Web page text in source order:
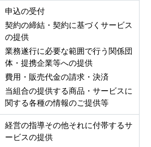
申込の受付
契約の締結・契約に基づくサービス
の提供
業務遂行に必要な範囲で行う関係団
体・提携企業等への提供
費用・販売代金の請求・決済
当組合の提供する商品・サービスに
関する各種の情報のご提供等
経営の指導その他それに付帯するサ
ービスの提供